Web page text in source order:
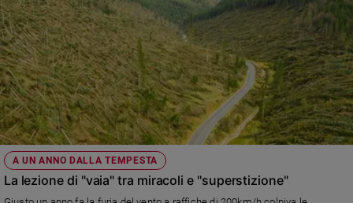
Economia
Legalità
e
giustizia
Sport
Interviste
Papa
Papa
A UN ANNO DALLA TEMPESTA
La lezione di "vaia" tra miracoli e "superstizione"